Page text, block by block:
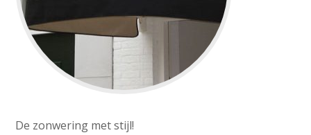
De zonwering met stijl!